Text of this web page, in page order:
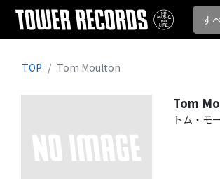
す
TOP Tom Moulton
Tom
トム・モ